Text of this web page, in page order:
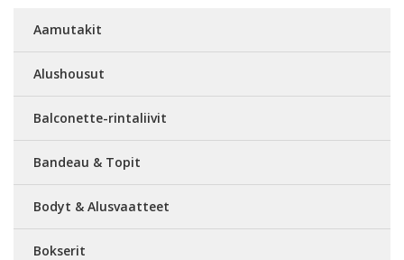
Aamutakit
Alushousut
Balconette-rintaliivit
Bandeau & Topit
Bodyt & Alusvaatteet
Bokserit